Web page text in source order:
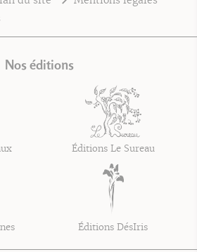
Nos éditions
Éditions Le Sureau
Éditions DésIris